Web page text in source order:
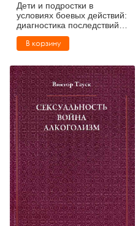
Дети и подростки в
условиях боевых действий:
диагностика последствий и
психологическая помощь
В корзину